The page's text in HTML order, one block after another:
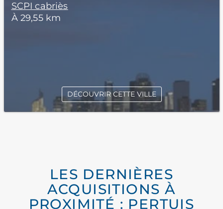
SCPI cabriès
À 29,55 km
DÉCOUVRIR CETTE VILLE
LES DERNIÈRES
ACQUISITIONS À
PROXIMITÉ : PERTUIS